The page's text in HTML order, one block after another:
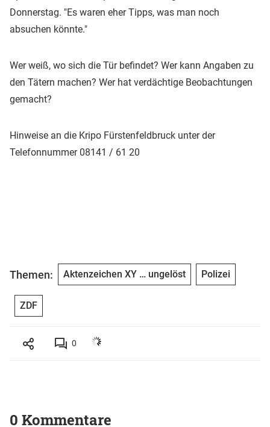
Donnerstag. "Es waren eher Tipps, was man noch
absuchen könnte."
Wer weiß, wo sich die Tür befindet? Wer kann Angaben zu
den Tätern machen? Wer hat verdächtige Beobachtungen
gemacht?
Hinweise an die Kripo Fürstenfeldbruck unter der
Telefonnummer 08141 / 61 20
Themen: Aktenzeichen XY … ungelöst Polizei
ZDF
0
0 Kommentare